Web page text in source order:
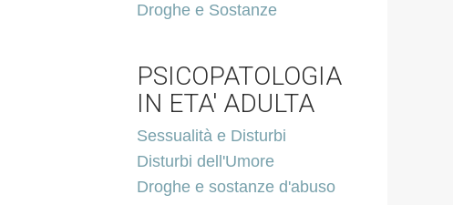
Droghe e Sostanze
PSICOPATOLOGIA
IN ETA' ADULTA
Sessualità e Disturbi
Disturbi dell'Umore
Droghe e sostanze d'abuso